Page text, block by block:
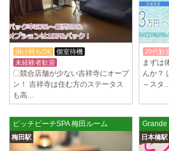
LIVSPA (リブスパ) 川崎ルーム
当店の募集は嘘偽り等なく、記載通りにしっ
ていただきます。 とても働きやすいお店作
2025/03/29 [蒲田駅]
LIVSPA (リブスパ) 蒲田ルーム
当店の募集は嘘偽り等なく、記載通りにしっ
ていただきます。 とても働きやすいお店作り
大人の隠れ家 恵比寿ルーム
初めまして、大人の隠れ家の女店長です。 当
時のセクハラを撲滅するために女店長または
掛け持ちOK
個室待機
未経験者歓迎
〇競合店舗が少ない吉祥寺にオープ
ン！ 吉祥寺は住む方のステータス
も高…
20代歓
まずは
んか？
～スタ…
ピッチピーチSPA 梅田ルーム
梅田駅
Grande
日本橋駅